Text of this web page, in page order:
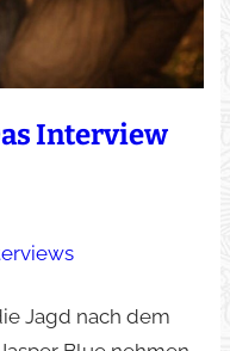
Interview
Jagd nach dem